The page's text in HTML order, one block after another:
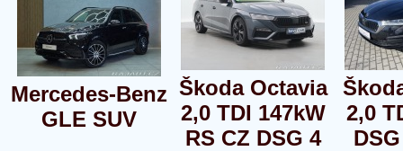
Mercedes-Benz
GLE SUV
Škoda Octavia
2,0 TDI 147kW
RS CZ DSG 4
2,0